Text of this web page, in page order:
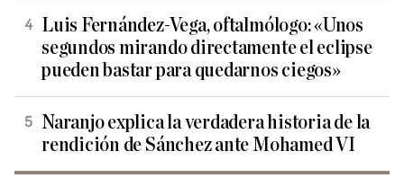
Luis Fernández-Vega, oftalmólogo: «Unos
segundos mirando directamente el eclipse
pueden bastar para quedarnos ciegos»
Naranjo explica la verdadera historia de la
rendición de Sánchez ante Mohamed VI